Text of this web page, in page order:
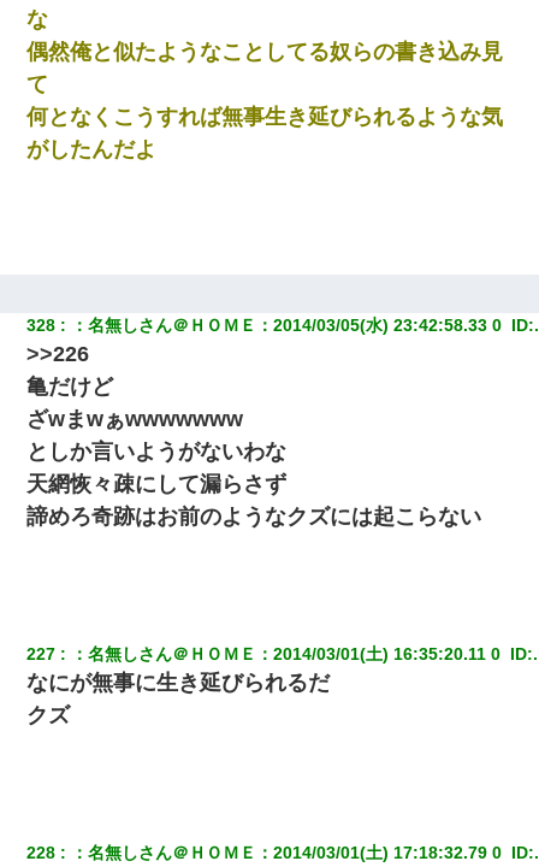
な
偶然俺と似たようなことしてる奴らの書き込み見
て
何となくこうすれば無事生き延びられるような気
がしたんだよ
328 ：名無しさん＠ＨＯＭＥ ：2014/03/05(水) 23:42:58.33 0 ID:
>>226
亀だけど
ざwまwぁwwwwwww
としか言いようがないわな
天網恢々疎にして漏らさず
諦めろ奇跡はお前のようなクズには起こらない
227 ：名無しさん＠ＨＯＭＥ ：2014/03/01(土) 16:35:20.11 0 ID:
なにが無事に生き延びられるだ
クズ
228 ：名無しさん＠ＨＯＭＥ ：2014/03/01(土) 17:18:32.79 0 ID: